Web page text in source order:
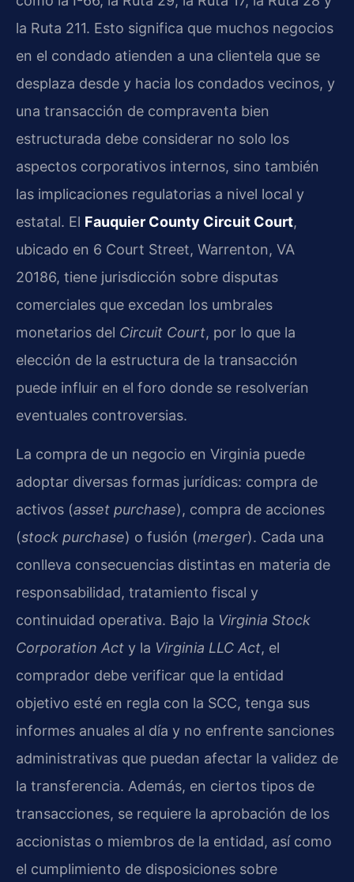
la Ruta 211. Esto significa que muchos negocios
en el condado atienden a una clientela que se
desplaza desde y hacia los condados vecinos, y
una transacción de compraventa bien
estructurada debe considerar no solo los
aspectos corporativos internos, sino también
las implicaciones regulatorias a nivel local y
estatal. El Fauquier County Circuit Court,
ubicado en 6 Court Street, Warrenton, VA
20186, tiene jurisdicción sobre disputas
comerciales que excedan los umbrales
monetarios del Circuit Court, por lo que la
elección de la estructura de la transacción
puede influir en el foro donde se resolverían
eventuales controversias.
La compra de un negocio en Virginia puede
adoptar diversas formas jurídicas: compra de
activos (asset purchase), compra de acciones
(stock purchase) o fusión (merger). Cada una
conlleva consecuencias distintas en materia de
responsabilidad, tratamiento fiscal y
continuidad operativa. Bajo la Virginia Stock
Corporation Act y la Virginia LLC Act, el
comprador debe verificar que la entidad
objetivo esté en regla con la SCC, tenga sus
informes anuales al día y no enfrente sanciones
administrativas que puedan afectar la validez de
la transferencia. Además, en ciertos tipos de
transacciones, se requiere la aprobación de los
accionistas o miembros de la entidad, así como
el cumplimiento de disposiciones sobre